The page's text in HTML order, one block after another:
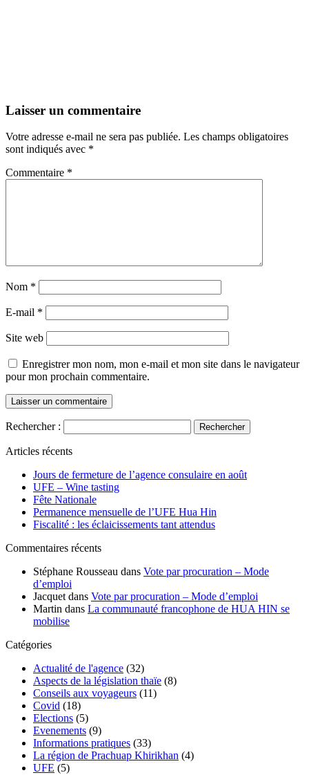
Laisser un commentaire
Votre adresse e-mail ne sera pas publiée. Les champs obligatoires
sont indiqués avec *
Commentaire *
Nom *
E-mail *
Site web
Enregistrer mon nom, mon e-mail et mon site dans le navigateur
pour mon prochain commentaire.
Rechercher :
Articles récents
Jours de fermeture de l’agence consulaire en août
UFE – Wine tasting
Fête Nationale
Permanence mensuelle de l’UFE Hua Hin
Fiscalité : les éclaicissements tant attendus
Commentaires récents
Stéphane Rousseau dans Vote par procuration – Mode
d’emploi
Jacquet dans Vote par procuration – Mode d’emploi
Martin dans La communauté francophone de HUA HIN se
mobilise
Catégories
Actualité de l'agence (32)
Aspects de la législation thaïe (8)
Conseils aux voyageurs (11)
Covid (18)
Elections (5)
Evenements (9)
Informations pratiques (33)
La région de Prachuap Khirikhan (4)
UFE (5)